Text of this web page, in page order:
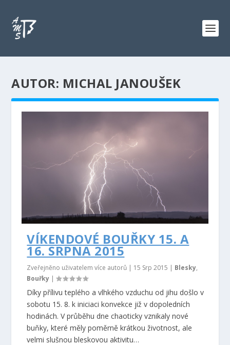
AUTOR: MICHAL JANOUŠEK
VÍKENDOVÉ BOUŘKY 15. A
16. SRPNA 2015
Zveřejněno uživatelem více autorů | 15 Srp 2015 | Blesky,
Bouřky |
Díky přílivu teplého a vlhkého vzduchu od jihu došlo v
sobotu 15. 8. k iniciaci konvekce již v dopoledních
hodinách. V průběhu dne chaoticky vznikaly nové
buňky, které měly poměrně krátkou životnost, ale
velmi slušnou bleskovou aktivitu…